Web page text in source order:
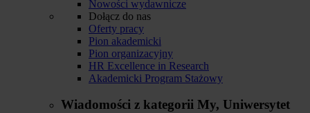
Nowości wydawnicze
Dołącz do nas
Oferty pracy
Pion akademicki
Pion organizacyjny
HR Excellence in Research
Akademicki Program Stażowy
Wiadomości z kategorii My, Uniwersytet